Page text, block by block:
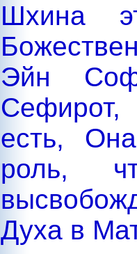
Шхина
Эйн
есть,
роль,
Духа в